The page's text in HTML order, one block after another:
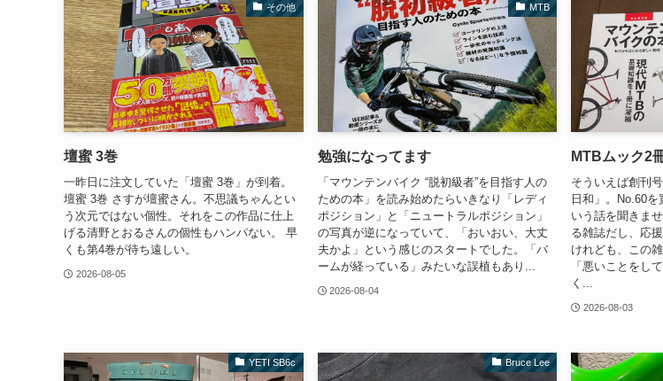
その他
壇蜜 3巻
一昨日に注文していた「壇蜜 3巻」が到着。
壇蜜 3巻 さすが壇蜜さん。不思議ちゃんとい
う次元ではない個性。それをこの作品に仕上
げる清野とおるさんの個性もハンパない。 早
くも第4巻が待ち遠しい。
2026-08-05
MTB
勉強になってます
「マウンテンバイク “脱初級者”を目指す人の
ための本」を読み始めたらいきなり「レディ
ポジション」と「ニュートラルポジション」
の写真が逆になっていて、「おいおい、大丈
夫かよ」という感じのスタートでした。「バ
ームが経っている」みたいな誤植もあり...
2026-08-04
MTBムック2
そういえば創刊
日和」。No.60を
いう話を聞きま
る雑誌だし、応
けれども、この
「悪いことをし
く...
2026-08-03
YETI SB6c Bruce Lee